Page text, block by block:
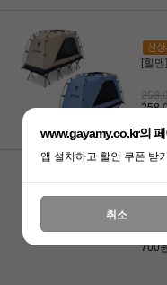
[힐
[노
800
700
www.gayamy.co.kr의
앱 설치하고 할인 쿠폰 받
취소